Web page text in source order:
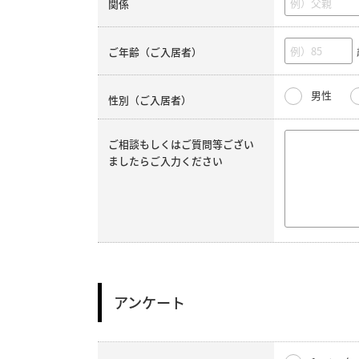
関係
ご年齢（ご入居者）
性別（ご入居者） 男性
ご相談もしくはご質問等ござい
ましたらご入力ください
アンケート